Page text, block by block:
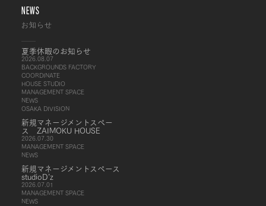
NEWS
お知らせ
夏季休暇のお知らせ
2026.08.07
BACKGROUNDS FACTORY
COORDINATE
HOUSE STUDIO
MANAGEMENT SPACE
NEWS
OSAKA DIVISION
新規マネージメントスペー
ス ZAIMOKU HOUSE
2026.07.30
MANAGEMENT SPACE
NEWS
新規マネージメントスペース
studioD’z
2026.07.01
MANAGEMENT SPACE
NEWS